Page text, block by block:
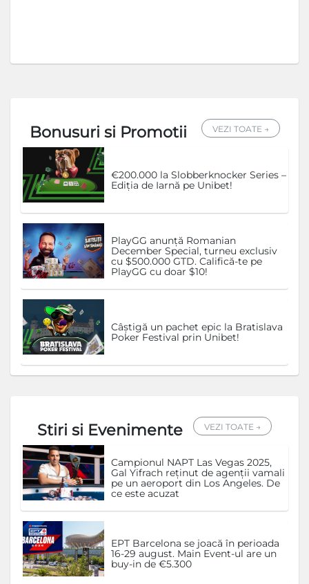
Bonusuri si Promotii VEZI TOATE →
€200.000 la Slobberknocker Series –
Ediția de Iarnă pe Unibet!
PlayGG anunță Romanian
December Special, turneu exclusiv
cu $500.000 GTD. Califică-te pe
PlayGG cu doar $10!
Câștigă un pachet epic la Bratislava
Poker Festival prin Unibet!
Stiri si Evenimente VEZI TOATE →
Campionul NAPT Las Vegas 2025,
Gal Yifrach reținut de agenții vamali
pe un aeroport din Los Angeles. De
ce este acuzat
EPT Barcelona se joacă în perioada
16-29 august. Main Event-ul are un
buy-in de €5.300